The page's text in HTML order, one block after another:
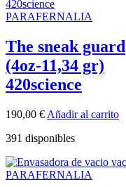
PARAFERNALIA
The sneak guard
(4oz-11,34 gr)
420science
190,00 € Añadir al carrito
391 disponibles
PARAFERNALIA